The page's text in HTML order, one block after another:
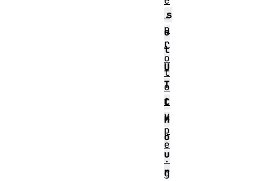
s
e
t
U
T
C
H
o
u
r
.
p
r
o
t
o
t
y
p
e
.
g